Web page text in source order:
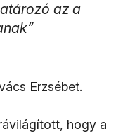
az a
Erzsébet.
hogy a